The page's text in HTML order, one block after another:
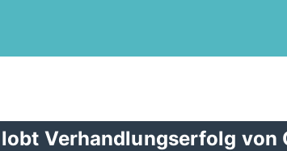
lobt Verhandlungserfolg von